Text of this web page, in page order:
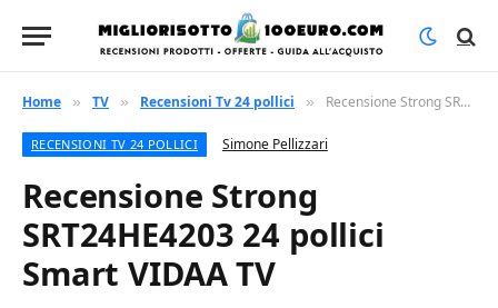
Home » TV » Recensioni Tv 24 pollici » Recensione Strong SRT24HE4203 24 pollici Smart VIDAA TV
RECENSIONI TV 24 POLLICI Simone Pellizzari
Recensione Strong
SRT24HE4203 24 pollici
Smart VIDAA TV